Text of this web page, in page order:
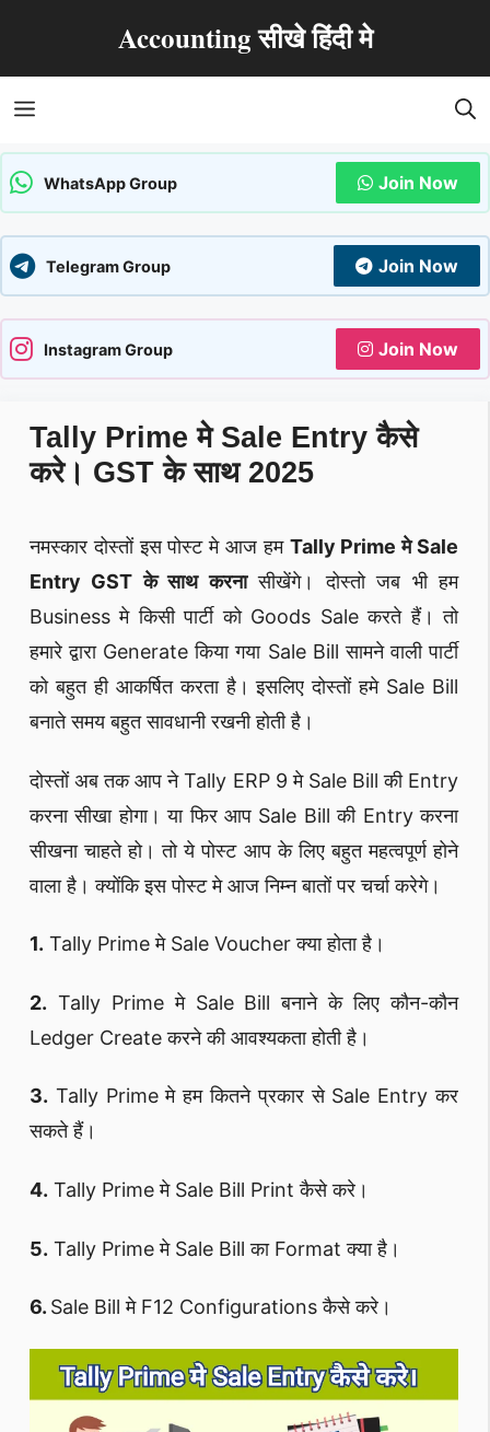
Accounting सीखे हिंदी मे
Menu
WhatsApp Group Join Now
Telegram Group Join Now
Instagram Group Join Now
Tally Prime मे Sale Entry कैसे
करे। GST के साथ 2025
नमस्कार दोस्तों इस पोस्ट मे आज हम Tally Prime मे Sale
Entry GST के साथ करनासीखेंगे। दोस्तो जब भी हम
Business मे किसी पार्टी को Goods Sale करते हैं। तो
हमारे द्वारा Generate किया गया Sale Bill सामने वाली पार्टी
को बहुत ही आकर्षित करता है। इसलिए दोस्तों हमे Sale Bill
बनाते समय बहुत सावधानी रखनी होती है।
दोस्तों अब तक आप ने Tally ERP 9 मे Sale Bill की Entry
करना सीखा होगा। या फिर आप Sale Bill की Entry करना
सीखना चाहते हो। तो ये पोस्ट आप के लिए बहुत महत्वपूर्ण होने
वाला है। क्योंकि इस पोस्ट मे आज निम्न बातों पर चर्चा करेगे।
1. Tally Prime मे Sale Voucher क्या होता है।
2. Tally Prime मे Sale Bill बनाने के लिए कौन-कौन
Ledger Create करने की आवश्यकता होती है।
3. Tally Prime मे हम कितने प्रकार से Sale Entry कर
सकते हैं।
4. Tally Prime मे Sale Bill Print कैसे करे।
5. Tally Prime मे Sale Bill का Format क्या है।
6. Sale Bill मे F12 Configurations कैसे करे।